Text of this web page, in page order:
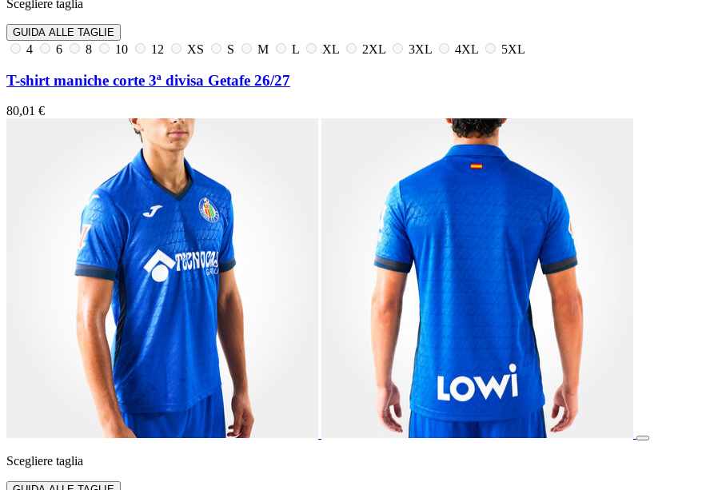
Scegliere taglia
GUIDA ALLE TAGLIE
4 6 8 10 12 XS S M L XL 2XL 3XL 4XL 5XL
T-shirt maniche corte 3ª divisa Getafe 26/27
80,01 €
Scegliere taglia